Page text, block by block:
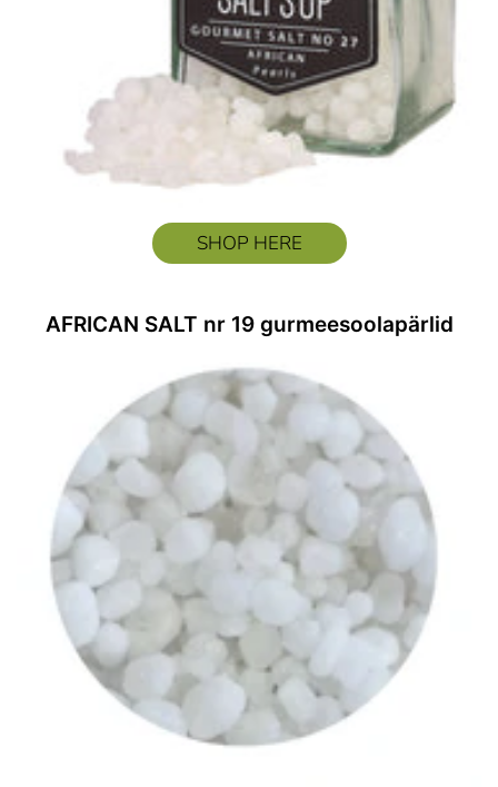
SHOP HERE
AFRICAN SALT nr 19 gurmeesoolapärlid